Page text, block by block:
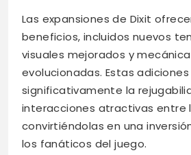
Las expansiones de Dixit
beneficios, incluidos nuevos
visuales mejorados y
evolucionadas. Estas
significativamente la
interacciones atractivas entre
convirtiéndolas en una
los fanáticos del juego.